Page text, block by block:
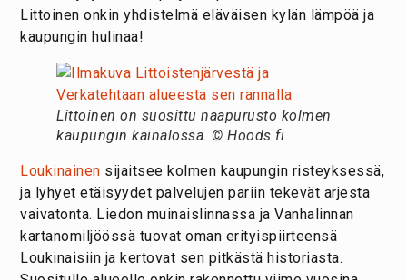
Littoinen onkin yhdistelmä eläväisen kylän lämpöä ja
kaupungin hulinaa!
Littoinen on suosittu naapurusto kolmen
kaupungin kainalossa. © Hoods.fi
Loukinainen sijaitsee kolmen kaupungin risteyksessä,
ja lyhyet etäisyydet palvelujen pariin tekevät arjesta
vaivatonta. Liedon muinaislinnassa ja Vanhalinnan
kartanomiljöössä tuovat oman erityispiirteensä
Loukinaisiin ja kertovat sen pitkästä historiasta.